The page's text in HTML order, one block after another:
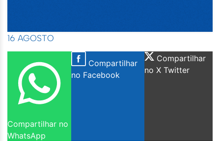
16 AGOSTO
Compartilhar no
WhatsApp
Compartilhar
no Facebook
Compartilhar
no X Twitter